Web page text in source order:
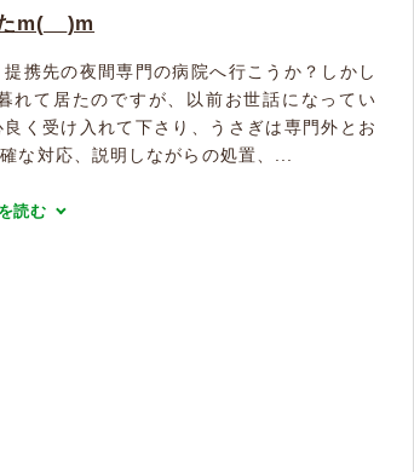
m(__)m
携先の夜間専門の病院へ行こうか？しかし
れて居たのですが、以前お世話になってい
く受け入れて下さり、うさぎは専門外とお
な対応、説明しながらの処置、...
読む